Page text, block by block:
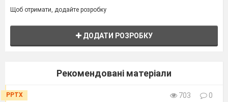
Щоб отримати, додайте розробку
ДОДАТИ РОЗРОБКУ
Рекомендовані матеріали
PPTX 703
0